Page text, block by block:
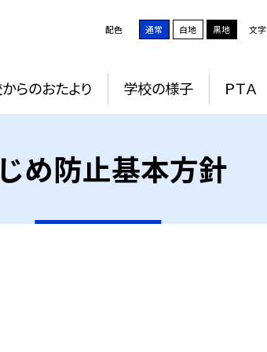
配色 通常 白地 黒地 文字
らのおたより 学校の様子 ＰＴＡ
め防止基本方針